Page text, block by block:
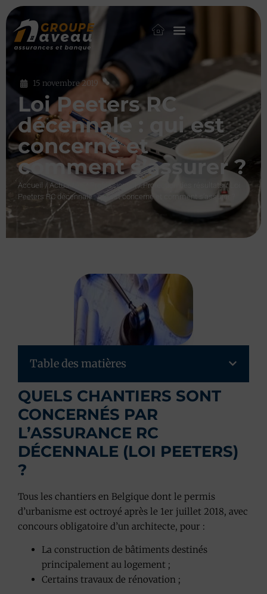
15 novembre 2019
Loi Peeters RC
décennale : qui est
concerné et
comment s’assurer ?
Accueil / Actualités Professionnel /Protection des résultats/
Peeters RC décennale : qui est concerné et comment s’assurer ?
Table des matières
QUELS CHANTIERS SONT
CONCERNÉS PAR
L’ASSURANCE RC
DÉCENNALE (LOI PEETERS)
?
Tous les chantiers en Belgique dont le permis
d’urbanisme est octroyé après le 1er juillet 2018, avec
concours obligatoire d’un architecte, pour :
La construction de bâtiments destinés
principalement au logement ;
Certains travaux de rénovation ;